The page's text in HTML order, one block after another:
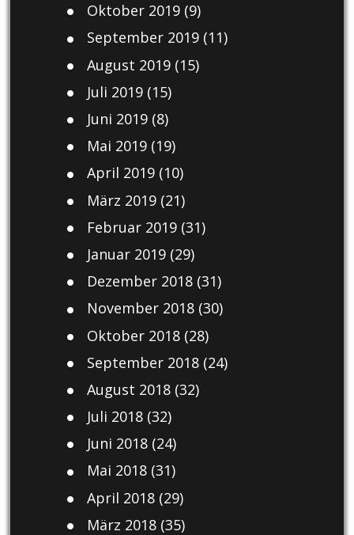
Oktober 2019(9)
September 2019(11)
August 2019(15)
Juli 2019(15)
Juni 2019(8)
Mai 2019(19)
April 2019(10)
März 2019(21)
Februar 2019(31)
Januar 2019(29)
Dezember 2018(31)
November 2018(30)
Oktober 2018(28)
September 2018(24)
August 2018(32)
Juli 2018(32)
Juni 2018(24)
Mai 2018(31)
April 2018(29)
März 2018(35)